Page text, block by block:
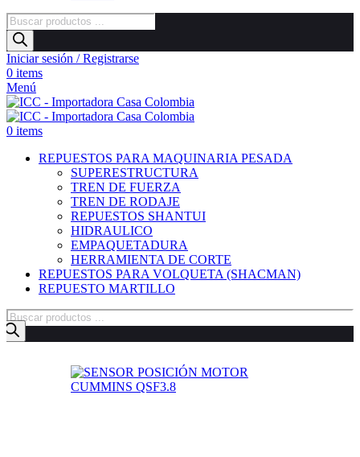
Búsqueda
de
productos
Iniciar sesión / Registrarse
0 items
Menú
0 items
REPUESTOS PARA MAQUINARIA PESADA
SUPERESTRUCTURA
TREN DE FUERZA
TREN DE RODAJE
REPUESTOS SHANTUI
HIDRAULICO
EMPAQUETADURA
HERRAMIENTA DE CORTE
REPUESTOS PARA VOLQUETA (SHACMAN)
REPUESTO MARTILLO
Búsqueda
de
productos